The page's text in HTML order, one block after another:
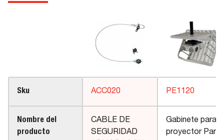
Sku ACC020 PE1120
Nombre del
producto
CABLE DE
SEGURIDAD
Gabinete para
proyector Para